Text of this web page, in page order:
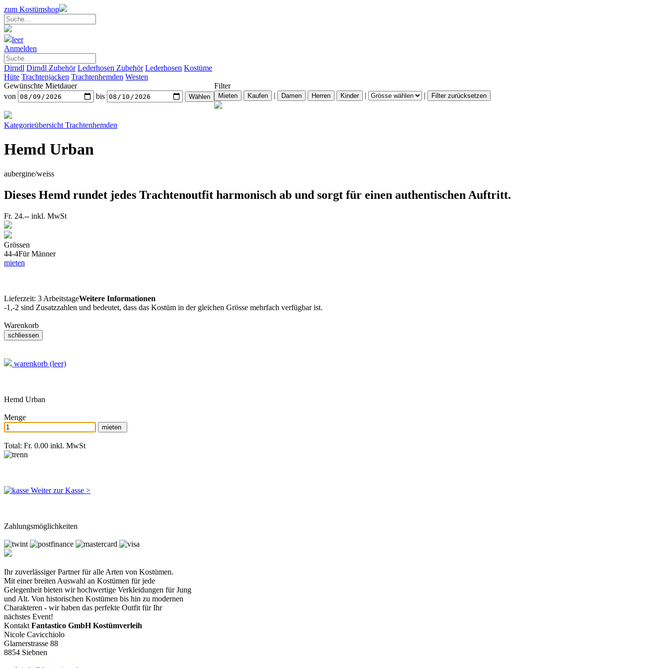
zum Kostümshop
leer
Anmelden
Dirndl Dirndl Zubehör Lederhosen Zubehör Lederhosen Kostüme
Hüte Trachtenjacken Trachtenhemden Westen
Gewünschte Mietdauer
von
bis
Filter
|
| |
Kategorieübersicht Trachtenhemden
Hemd Urban
aubergine/weiss
Dieses Hemd rundet jedes Trachtenoutfit harmonisch ab und sorgt für einen authentischen Auftritt.
Fr. 24.-- inkl. MwSt
Grössen
44-4Für Männer
mieten
Lieferzeit: 3 ArbeitstageWeitere Informationen
-1,-2 sind Zusatzzahlen und bedeutet, dass das Kostüm in der gleichen Grösse mehrfach verfügbar ist.
Warenkorb
warenkorb (leer)
Hemd Urban
Menge
Total: Fr. 0.00 inkl. MwSt
Weiter zur Kasse >
Zahlungsmöglichkeiten
Ihr zuverlässiger Partner für alle Arten von Kostümen.
Mit einer breiten Auswahl an Kostümen für jede
Gelegenheit bieten wir hochwertige Verkleidungen für Jung
und Alt. Von historischen Kostümen bis hin zu modernen
Charakteren - wir haben das perfekte Outfit für Ihr
nächstes Event!
Kontakt Fantastico GmbH Kostümverleih
Nicole Cavicchiolo
Glarnerstrasse 88
8854 Siebnen